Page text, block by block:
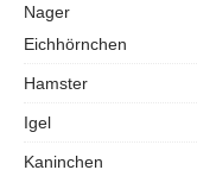
Nager
Eichhörnchen
Hamster
Igel
Kaninchen